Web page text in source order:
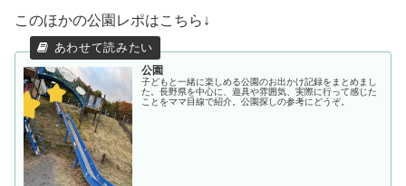
このほかの公園レポはこちら↓
公園
子どもと一緒に楽しめる公園のお出かけ記録をまとめまし
た。長野県を中心に、遊具や雰囲気、実際に行って感じた
ことをママ目線で紹介。公園探しの参考にどうぞ。